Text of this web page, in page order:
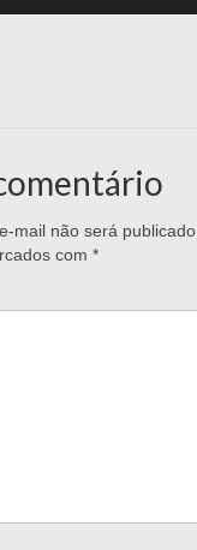
mail não será publicado.
com *